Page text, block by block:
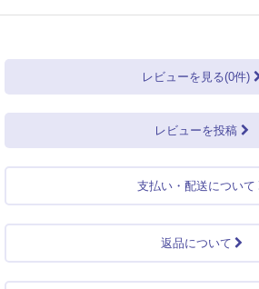
レビューを見る(0件)
レビューを投稿
支払い・配送について
返品について